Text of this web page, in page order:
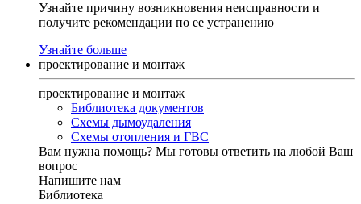
Узнайте причину возникновения неисправности и
получите рекомендации по ее устранению
Узнайте больше
проектирование и монтаж
проектирование и монтаж
Библиотека документов
Схемы дымоудаления
Схемы отопления и ГВС
Вам нужна помощь? Мы готовы ответить на любой Ваш
вопрос
Напишите нам
Библиотека